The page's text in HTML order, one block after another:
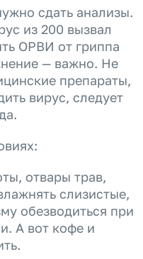
сдать анализы.
из 200 вызвал
ОРВИ от гриппа
— важно. Не
препараты,
вирус, следует
отвары трав,
слизистые,
обезводиться при
А вот кофе и